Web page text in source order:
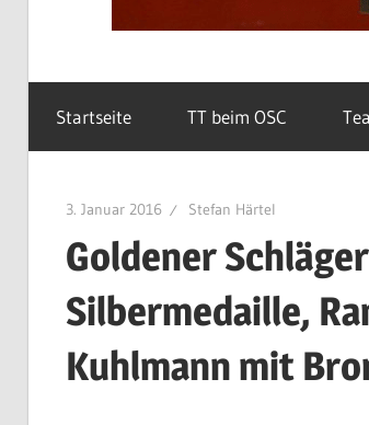
Startseite TT beim OSC
3. Januar 2016 Stefan Härtel
Goldener
Silbermedaille,
Kuhlmann mit